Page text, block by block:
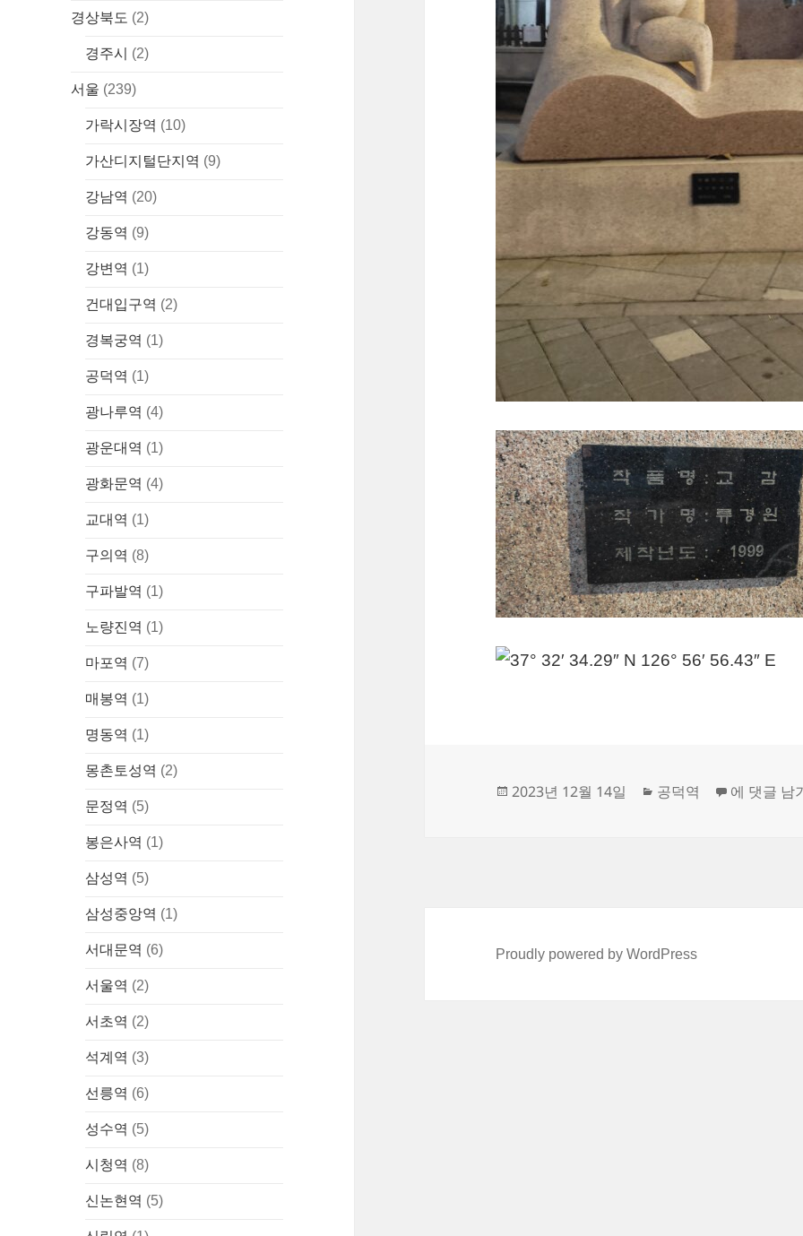
경상북도 (2)
경주시 (2)
서울 (239)
가락시장역 (10)
가산디지털단지역 (9)
강남역 (20)
강동역 (9)
강변역 (1)
건대입구역 (2)
경복궁역 (1)
공덕역 (1)
광나루역 (4)
광운대역 (1)
광화문역 (4)
교대역 (1)
구의역 (8)
구파발역 (1)
노량진역 (1)
마포역 (7)
매봉역 (1)
명동역 (1)
몽촌토성역 (2)
문정역 (5)
봉은사역 (1)
삼성역 (5)
삼성중앙역 (1)
서대문역 (6)
서울역 (2)
서초역 (2)
석계역 (3)
선릉역 (6)
성수역 (5)
시청역 (8)
신논현역 (5)
작
2023년 12월 14일
카
공덕역 교감
에 댓글 남
Proudly powered by WordPress